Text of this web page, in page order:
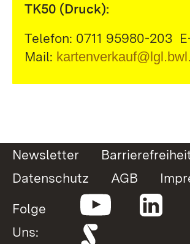
TK50 (Druck):
Telefon: 0711 95980-203
Mail:
Newsletter
Datenschutz
AGB
Folge
Uns: